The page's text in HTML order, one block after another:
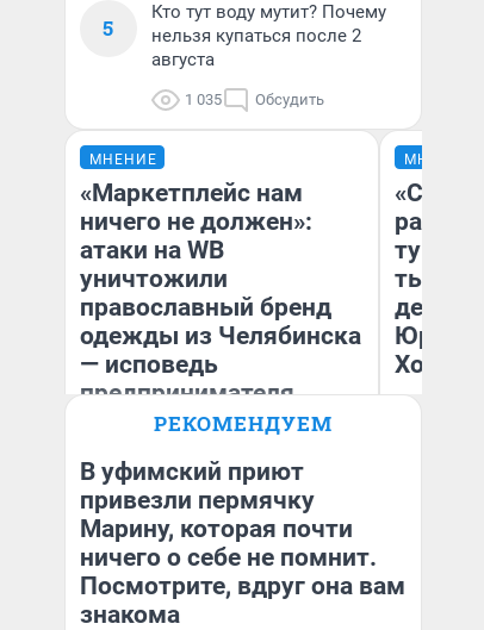
5
Кто тут воду мутит? Почему
нельзя купаться после 2
августа
1 035 Обсудить
МНЕНИЕ
«Маркетплейс нам
ничего не должен»:
атаки на WB
уничтожили
православный бренд
одежды из Челябинска
— исповедь
предпринимателя
Ольга Емельянова
МНЕНИЕ
тысяч,
день
РЕКОМЕНДУЕМ
В уфимский приют
привезли пермячку
Марину, которая почти
ничего о себе не помнит.
Посмотрите, вдруг она вам
знакома